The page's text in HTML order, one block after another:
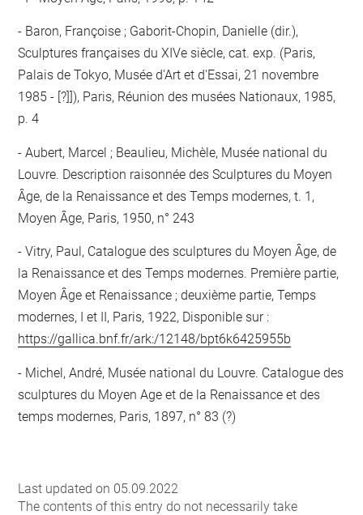
Baron, Françoise ; Gaborit-Chopin, Danielle (dir.),
Sculptures françaises du XIVe siècle, cat. exp. (Paris,
Palais de Tokyo, Musée d'Art et d'Essai, 21 novembre
1985 - [?]]), Paris, Réunion des musées Nationaux, 1985,
p. 4
Aubert, Marcel ; Beaulieu, Michèle, Musée national du
Louvre. Description raisonnée des Sculptures du Moyen
Âge, de la Renaissance et des Temps modernes, t. 1,
Moyen Âge, Paris, 1950, n° 243
Vitry, Paul, Catalogue des sculptures du Moyen Âge, de
la Renaissance et des Temps modernes. Première partie,
Moyen Âge et Renaissance ; deuxième partie, Temps
modernes, I et II, Paris, 1922, Disponible sur :
https://gallica.bnf.fr/ark:/12148/bpt6k6425955b
Michel, André, Musée national du Louvre. Catalogue des
sculptures du Moyen Age et de la Renaissance et des
temps modernes, Paris, 1897, n° 83 (?)
Last updated on 05.09.2022
The contents of this entry do not necessarily take